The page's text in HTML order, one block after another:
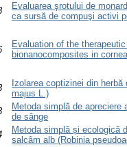
Evaluarea şrotului de
ca sursă de compuşi activi
Evaluation of the
bionanocomposites in
Izolarea coptizinei din
majus L.)
Metoda simplă de
de sânge
Metoda simplă și ecologică
salcâm alb (Robinia